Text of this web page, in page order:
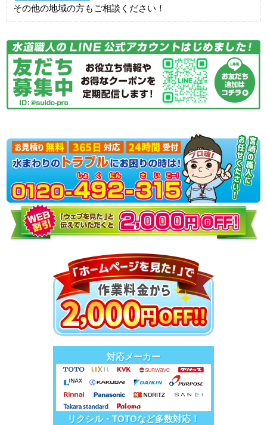
その他の地域の方もご相談ください！
対応メーカー
リクシル・TOTOなど多数対応！